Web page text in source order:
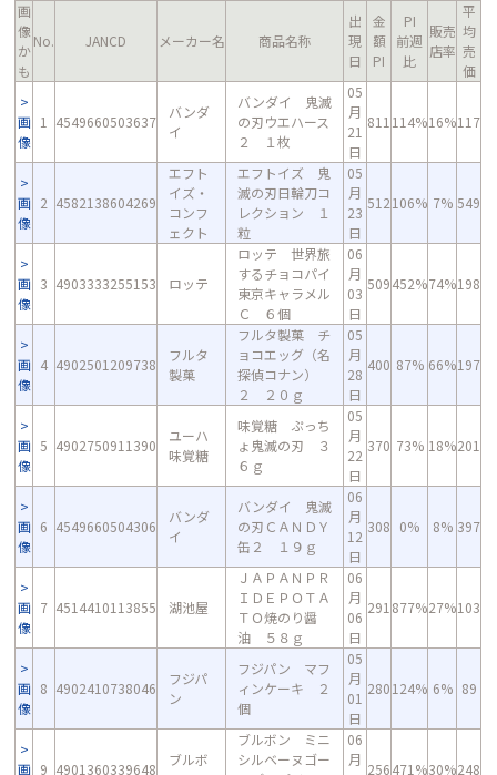
画
像
か
も
No. JANCD メーカー名 商品名称
出
現
日
金
額
PI
PI
前週
比
販売
店率
平
均
売
価
画
像
1 4549660503637
バンダ
イ
バンダイ 鬼滅
の刃ウエハース
２ １枚
05
月
21
日
811 114%16%117
画
像
2 4582138604269
エフト
イズ・
コンフ
ェクト
エフトイズ 鬼
滅の刃日輪刀コ
レクション １
粒
05
月
23
日
512106% 7% 549
画
像
3 4903333255153 ロッテ
ロッテ 世界旅
するチョコパイ
東京キャラメル
Ｃ ６個
06
月
03
日
509452%74%198
画
像
4 4902501209738
フルタ
製菓
フルタ製菓 チ
ョコエッグ（名
探偵コナン）
２ ２０ｇ
05
月
28
日
400 87% 66%197
画
像
5 4902750911390
ユーハ
味覚糖
味覚糖 ぷっち
ょ鬼滅の刃 ３
６ｇ
05
月
22
日
370 73% 18%201
画
像
6 4549660504306
バンダ
イ
バンダイ 鬼滅
の刃ＣＡＮＤＹ
缶２ １９ｇ
06
月
12
日
308 0% 8% 397
画
像
7 4514410113855 湖池屋
ＪＡＰＡＮＰＲ
ＩＤＥＰＯＴＡ
ＴＯ焼のり醤
油 ５８ｇ
06
月
06
日
291 877%27%103
画
像
8 4902410738046
フジパ
ン
フジパン マフ
ィンケーキ ２
個
05
月
01
日
280124% 6% 89
画 9 4901360339648
ブルボ
ブルボン ミニ
シルベーヌゴー
06
月
256471%30%248